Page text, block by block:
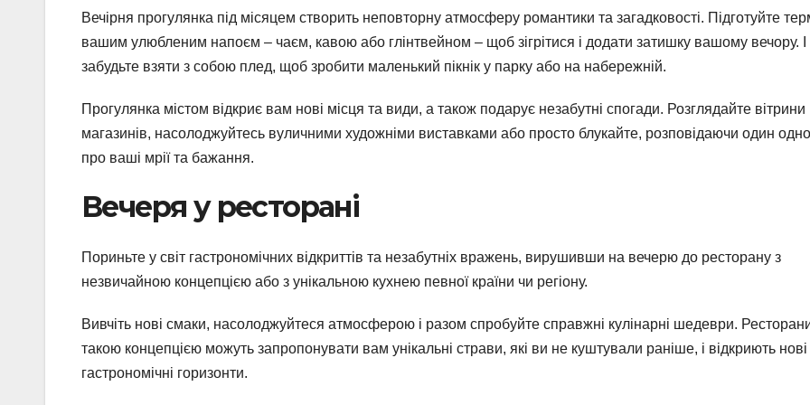
Вечірня прогулянка під місяцем створить неповторну атмосферу романтики та загадковості. Підготуйте
вашим улюбленим напоєм – чаєм, кавою або глінтвейном – щоб зігрітися і додати затишку вашому вечору. І
забудьте взяти з собою плед, щоб зробити маленький пікнік у парку або на набережній.
Прогулянка містом відкриє вам нові місця та види, а також подарує незабутні спогади. Розглядайте вітрини
магазинів, насолоджуйтесь вуличними художніми виставками або просто блукайте, розповідаючи один
про ваші мрії та бажання.
Вечеря у ресторані
Пориньте у світ гастрономічних відкриттів та незабутніх вражень, вирушивши на вечерю до ресторану з
незвичайною концепцією або з унікальною кухнею певної країни чи регіону.
Вивчіть нові смаки, насолоджуйтеся атмосферою і разом спробуйте справжні кулінарні шедеври.
такою концепцією можуть запропонувати вам унікальні страви, які ви не куштували раніше, і відкриють нові
гастрономічні горизонти.